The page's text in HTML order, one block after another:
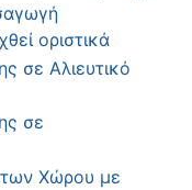
οριστικά
σε Αλιευτικό
σε
Χώρου με